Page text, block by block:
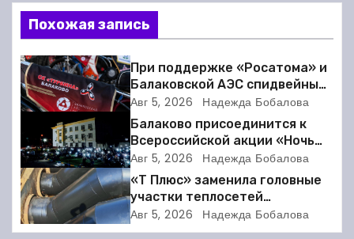
в
и
г
а
ц
и
я
Похожая запись
При поддержке «Росатома» и
Балаковской АЭС спидвейный
клуб «Турбина» обновил
материально-техническую
базу
Авг 5, 2026 Надежда Бобалова
Балаково присоединится к
Всероссийской акции «Ночь
кино»
Авг 5, 2026 Надежда Бобалова
«Т Плюс» заменила головные
участки теплосетей
Балаковской ТЭЦ-4 для
надёжного отопления
Авг 5, 2026 Надежда Бобалова